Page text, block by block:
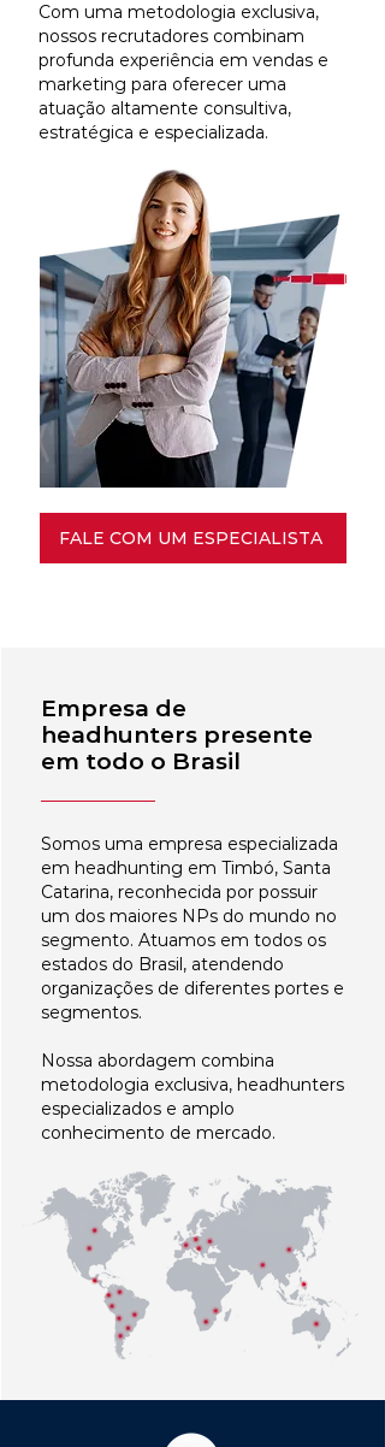
Com uma metodologia exclusiva,
nossos recrutadores combinam
profunda experiência em vendas e
marketing para oferecer uma
atuação altamente consultiva,
estratégica e especializada.
FALE COM UM ESPECIALISTA
Empresa de
headhunters presente
em todo o Brasil
Somos uma empresa especializada
em headhunting em Timbó, Santa
Catarina, reconhecida por possuir
um dos maiores NPs do mundo no
segmento. Atuamos em todos os
estados do Brasil, atendendo
organizações de diferentes portes e
segmentos.
Nossa abordagem combina
metodologia exclusiva, headhunters
especializados e amplo
conhecimento de mercado.